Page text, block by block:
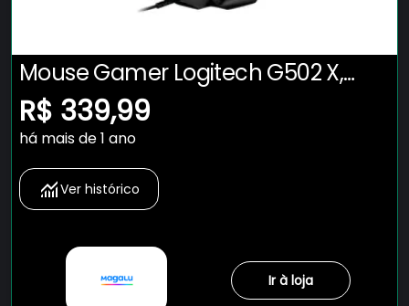
Mouse Gamer Logitech G502 X,
RGB, 25600 DPI, 13 Botões, Switch
Híbrido, Preto - 910-006137
R$ 339,99
há mais de 1 ano
Ver histórico
Ir à loja